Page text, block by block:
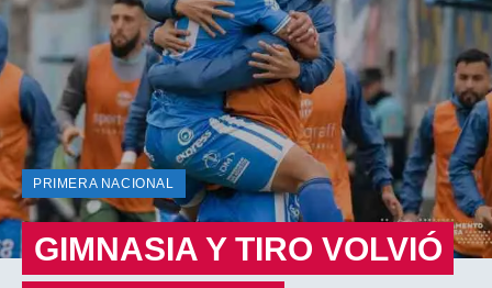
PRIMERA NACIONAL
GIMNASIA Y TIRO VOLVIÓ